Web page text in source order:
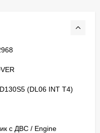
(DL06 INT T4)
с ДВС / Engine